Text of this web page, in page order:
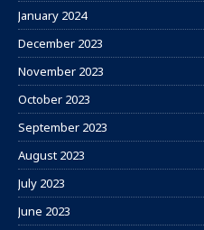
January 2024
December 2023
November 2023
October 2023
September 2023
August 2023
July 2023
June 2023